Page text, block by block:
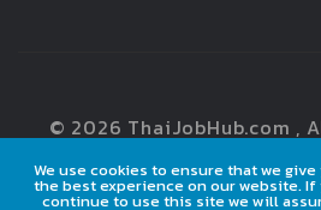
© 2026 ThaiJobHub.com ,
We use cookies to ensure that we give
the best experience on our website. If
continue to use this site we will